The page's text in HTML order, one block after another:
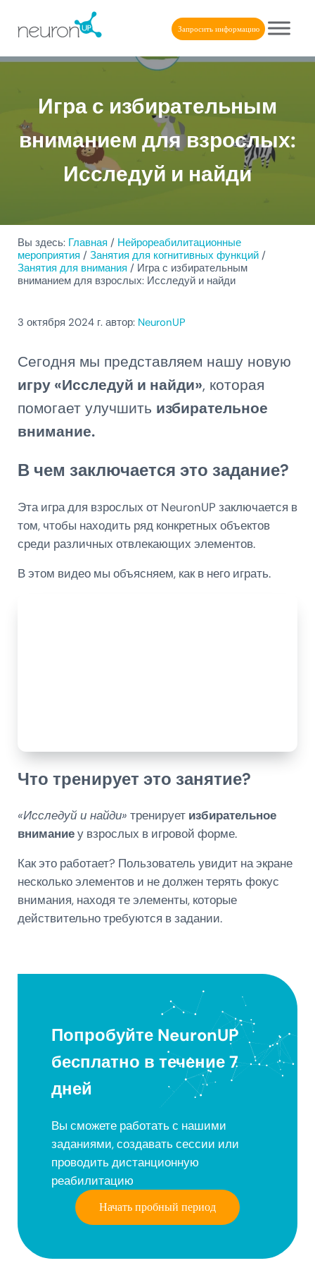
NeuronUP. Веб-платформа когнитивной реабилитации
Запросить информацию
Игра с избирательным
вниманием для взрослых:
Исследуй и найди
Вы здесь: Главная / Нейрореабилитационные
мероприятия / Занятия для когнитивных функций /
Занятия для внимания / Игра с избирательным
вниманием для взрослых: Исследуй и найди
3 октября 2024 г. автор: NeuronUP
Сегодня мы представляем нашу новую
игру «Исследуй и найди», которая
помогает улучшить избирательное
внимание.
В чем заключается это задание?
Эта игра для взрослых от NeuronUP заключается в
том, чтобы находить ряд конкретных объектов
среди различных отвлекающих элементов.
В этом видео мы объясняем, как в него играть.
Что тренирует это занятие?
«Исследуй и найди» тренирует избирательное
вниманиеу взрослых в игровой форме.
Как это работает? Пользователь увидит на экране
несколько элементов и не должен терять фокус
внимания, находя те элементы, которые
действительно требуются в задании.
Попробуйте NeuronUP
бесплатно в течение 7
дней
Вы сможете работать с нашими
заданиями, создавать сессии или
проводить дистанционную
реабилитацию
Начать пробный период